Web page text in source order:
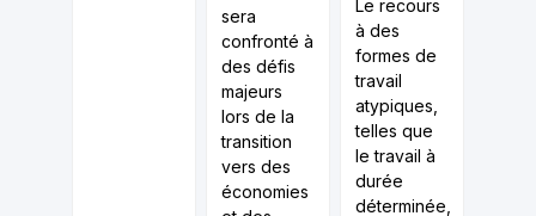
sera
confronté à
des défis
majeurs
lors de la
transition
vers des
économies
Le recours
à des
formes de
travail
atypiques,
telles que
le travail à
durée
déterminée,